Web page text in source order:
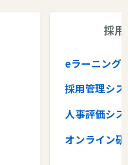
採
eラーニング
採用管理シス
人事評価シス
オンライン研